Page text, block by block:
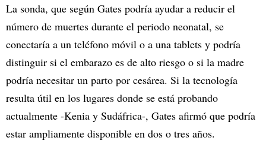
La sonda, que según Gates podría ayudar a reducir el
número de muertes durante el periodo neonatal, se
conectaría a un teléfono móvil o a una tablets y podría
distinguir si el embarazo es de alto riesgo o si la madre
podría necesitar un parto por cesárea. Si la tecnología
resulta útil en los lugares donde se está probando
actualmente -Kenia y Sudáfrica-, Gates afirmó que podría
estar ampliamente disponible en dos o tres años.